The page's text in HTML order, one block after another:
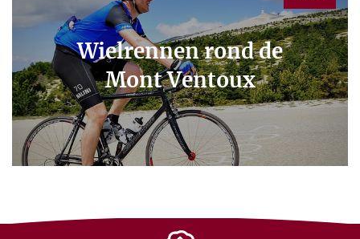
Wielrennen rond de
Mont Ventoux